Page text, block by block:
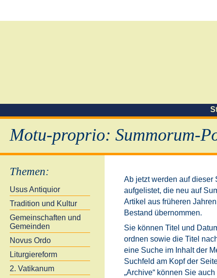
Motu-proprio: Summorum-
Themen:
Usus Antiquior
Tradition und Kultur
Gemeinschaften und
Gemeinden
Novus Ordo
Liturgiereform
2. Vatikanum
Ab jetzt werden auf dieser
aufgelistet, die neu auf
Artikel aus früheren
Bestand übernommen.
Sie können Titel und
ordnen sowie die Titel
eine Suche im Inhalt der
Suchfeld am Kopf der
„Archive“ können Sie